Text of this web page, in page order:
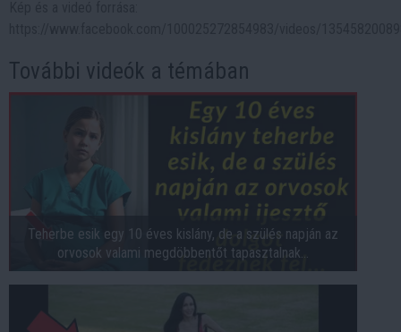
További videók a témában
Teherbe esik egy 10 éves kislány, de a szülés napján az
orvosok valami megdöbbentőt tapasztalnak...